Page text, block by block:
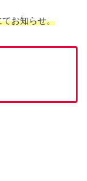
てお知らせ。